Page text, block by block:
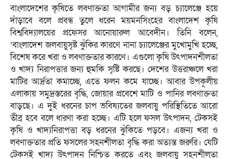
বাংলাদেশের ‍কৃষিতে লবণাক্ততা আগামীর জন্য বড় চ্যালেঞ্জে হয়ে
দাঁড়াবে বলে প্রবন্ধ তুলে ধরেন ময়মনসিংহের বাংলাদেশ কৃষি
বিশ্ববিদ্যালয়ের প্রফেসর আনোয়ারুল আবেদীন। তিনি বলেন,
‘বাংলাদেশ জলবায়ুসৃষ্ট ঝুঁকির কারণে নানা চ্যালেঞ্জের মুখোমুখি হচ্ছে,
বিশেষ করে খরা ও লবণাক্ততার কারণে। এগুলো কৃষি উৎপাদনশীলতা
ও খাদ্য নিরাপত্তার জন্য হুমকি সৃষ্টি করছে। দেশের উত্তরাঞ্চলে খরা
মাটির আর্দ্রতা কমাচ্ছে, এতে ফলন কমে যাচ্ছে। আবার উপকূলীয়
এলাকায় সমুদ্রস্তরের বৃদ্ধি, জোয়ার প্রবেশে মাটি ও পানির লবণাক্ততা
বাড়ছে। এ দুই ধরনের চাপ ভবিষ্যতের জলবায়ু পরিস্থিতিতে আরো
তীব্র হবে বলে ধারণা করা হচ্ছে। এটি হলে ফসল উৎপাদন, টেকসই
কৃষি ও খাদ্যনিরাপত্তা বড় ধরনের ঝুঁকিতে পড়বে। এজন্য খরা ও
লবণাক্ততার প্রতি ফসলের সহনশীলতা বৃদ্ধি করা অত্যন্ত জরুরি। যেটি
টেকসই খাদ্য উৎপাদন নিশ্চিত করতে এবং জলবায়ু সহনশীলতা